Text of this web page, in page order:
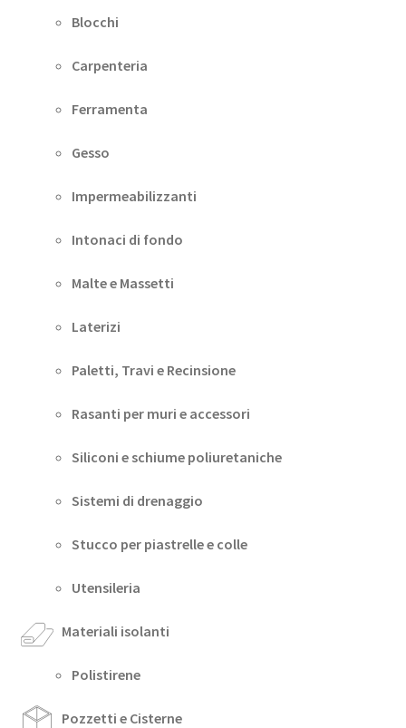
Blocchi
Carpenteria
Ferramenta
Gesso
Impermeabilizzanti
Intonaci di fondo
Malte e Massetti
Laterizi
Paletti, Travi e Recinsione
Rasanti per muri e accessori
Siliconi e schiume poliuretaniche
Sistemi di drenaggio
Stucco per piastrelle e colle
Utensileria
Materiali isolanti
Polistirene
Pozzetti e Cisterne